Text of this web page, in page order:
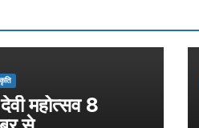
महोत्सव 8
दिल्ली-
से जुड़ी 12